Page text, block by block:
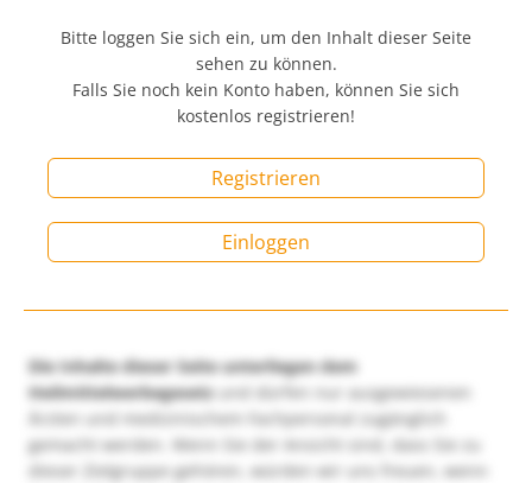
Bitte loggen Sie sich ein, um den Inhalt dieser Seite
sehen zu können.
Falls Sie noch kein Konto haben, können Sie sich
kostenlos registrieren!
Registrieren
Einloggen
Die Inhalte dieser Seite unterliegen dem
Heilmittelwerbegesetzund dürfen nur ausgewiesenen
Ärzten und medizinischem Fachpersonal zugänglich
gemacht werden. Wenn Sie der Ansicht sind, dass Sie zu
dieser Zielgruppe gehören, würden wir uns freuen, wenn